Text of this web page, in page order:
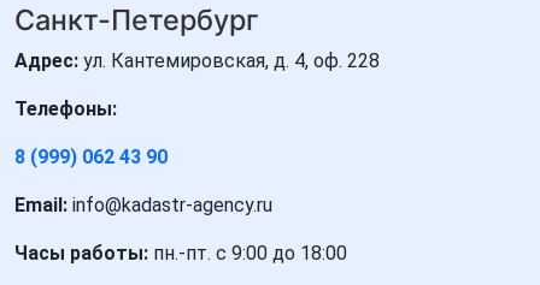
Санкт-Петербург
Адрес: ул. Кантемировская, д. 4, оф. 228
Телефоны:
8 (999) 062 43 90
Email: info@kadastr-agency.ru
Часы работы: пн.-пт. с 9:00 до 18:00